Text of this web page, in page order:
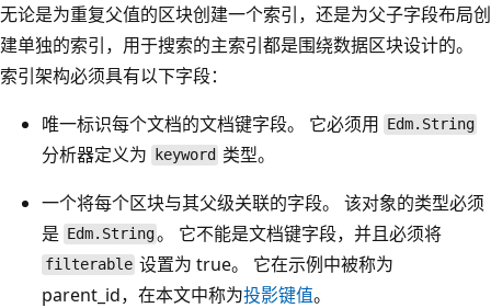
无论是为重复父值的区块创建一个索引，还是为父子字段布局创
建单独的索引，用于搜索的主索引都是围绕数据区块设计的。
索引架构必须具有以下字段：
唯一标识每个文档的文档键字段。 它必须用 Edm.String
分析器定义为 keyword 类型。
一个将每个区块与其父级关联的字段。 该对象的类型必须
是 Edm.String。 它不能是文档键字段，并且必须将
filterable 设置为 true。 它在示例中被称为
parent_id，在本文中称为投影键值。